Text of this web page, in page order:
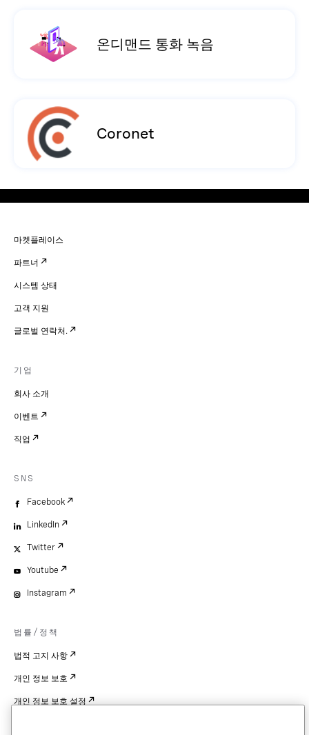
온디맨드 통화 녹음
Coronet
마켓플레이스
파트너
시스템 상태
고객 지원
글로벌 연락처.
기업
회사 소개
이벤트
직업
SNS
Facebook
LinkedIn
Twitter
Youtube
Instagram
법률/정책
법적 고지 사항
개인 정보 보호
개인 정보 보호 설정